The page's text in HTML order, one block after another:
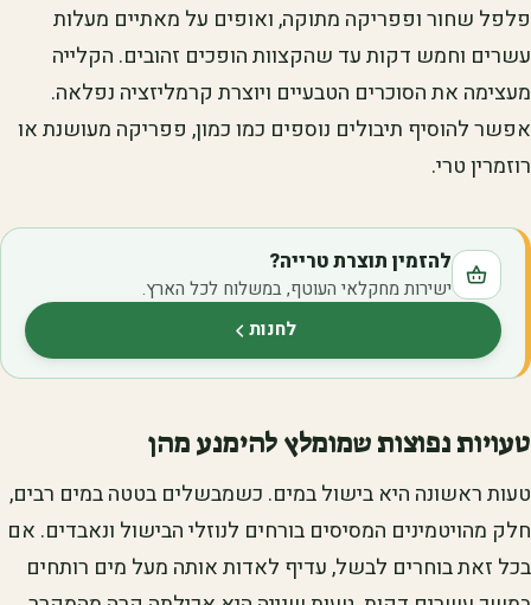
פלפל שחור ופפריקה מתוקה, ואופים על מאתיים מעלות
עשרים וחמש דקות עד שהקצוות הופכים זהובים. הקלייה
מעצימה את הסוכרים הטבעיים ויוצרת קרמליזציה נפלאה.
אפשר להוסיף תיבולים נוספים כמו כמון, פפריקה מעושנת או
רוזמרין טרי.
להזמין תוצרת טרייה?
ישירות מחקלאי העוטף, במשלוח לכל הארץ.
לחנות(נפתח בלשונית חדשה)
טעויות נפוצות שמומלץ להימנע מהן
טעות ראשונה היא בישול במים. כשמבשלים בטטה במים רבים,
חלק מהויטמינים המסיסים בורחים לנוזלי הבישול ונאבדים. אם
בכל זאת בוחרים לבשל, עדיף לאדות אותה מעל מים רותחים